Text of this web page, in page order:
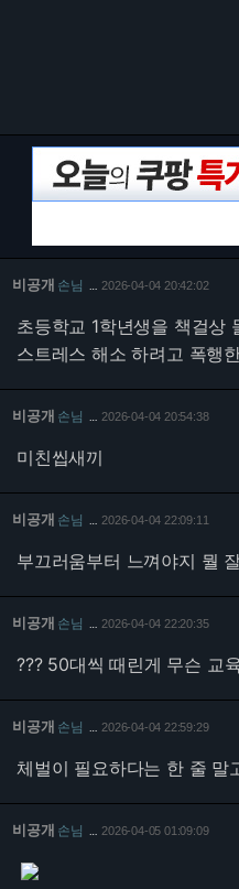
비공개 손님 2026-04-04 20:42:02
초등학교 1학년생을 책걸상
스트레스 해소 하려고 폭행
비공개 손님 2026-04-04 20:54:38
미친씹새끼
비공개 손님 2026-04-04 22:09:11
부끄러움부터 느껴야지 뭘
비공개 손님 2026-04-04 22:20:35
??? 50대씩 때린게 무슨 교
비공개 손님 2026-04-04 22:59:29
체벌이 필요하다는 한 줄 말
비공개 손님 2026-04-05 01:09:09